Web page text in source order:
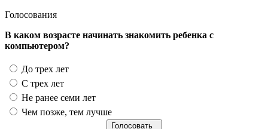
Голосования
В каком возрасте начинать знакомить ребенка с
компьютером?
До трех лет
С трех лет
Не ранее семи лет
Чем позже, тем лучше